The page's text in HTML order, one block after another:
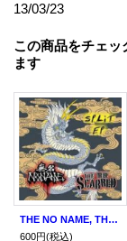
13/03/23
この商品をチェ
ます
THE NO NAME, THE SCARRED / split (7ep)
600円(税込)